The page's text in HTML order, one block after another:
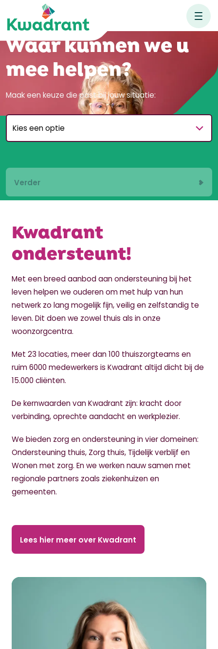
Waar kunnen we u
mee helpen?
Maak een keuze die past bij jouw situatie:
Verder
Kwadrant
ondersteunt!
Met een breed aanbod aan ondersteuning bij het
leven helpen we ouderen om met hulp van hun
netwerk zo lang mogelijk fijn, veilig en zelfstandig te
leven. Dit doen we zowel thuis als in onze
woonzorgcentra.
Met 23 locaties, meer dan 100 thuiszorgteams en
ruim 6000 medewerkers is Kwadrant altijd dicht bij de
15.000 cliënten.
De kernwaarden van Kwadrant zijn: kracht door
verbinding, oprechte aandacht en werkplezier.
We bieden zorg en ondersteuning in vier domeinen:
Ondersteuning thuis, Zorg thuis, Tijdelijk verblijf en
Wonen met zorg. En we werken nauw samen met
regionale partners zoals ziekenhuizen en
gemeenten.
Lees hier meer over Kwadrant